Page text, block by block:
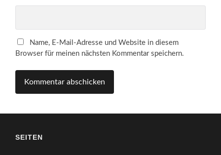
Name, E-Mail-Adresse und Website in diesem
Browser für meinen nächsten Kommentar speichern.
SEITEN